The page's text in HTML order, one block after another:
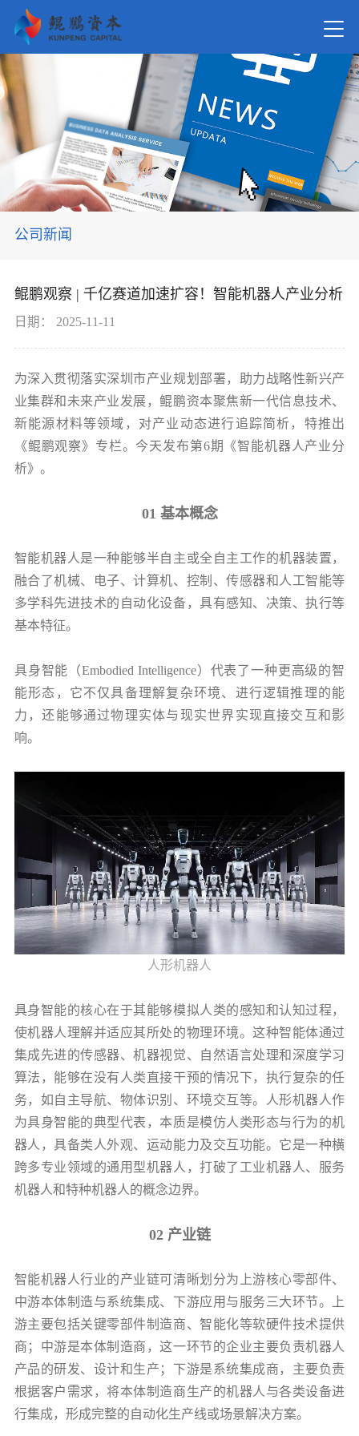
关于我
新闻资
党的建
联系我
公司新闻
鲲鹏观察 | 千亿赛道加速扩容！智能机器人产业分析
日期： 2025-11-11
为深入贯彻落实深圳市产业规划部署，助力战略性新兴产
业集群和未来产业发展，鲲鹏资本聚焦新一代信息技术、
新能源材料等领域，对产业动态进行追踪简析，特推出
《鲲鹏观察》专栏。今天发布第6期《智能机器人产业分
析》。
01 基本概念
智能机器人是一种能够半自主或全自主工作的机器装置，
融合了机械、电子、计算机、控制、传感器和人工智能等
多学科先进技术的自动化设备，具有感知、决策、执行等
基本特征。
具身智能（Embodied Intelligence）代表了一种更高级的智
能形态，它不仅具备理解复杂环境、进行逻辑推理的能
力，还能够通过物理实体与现实世界实现直接交互和影
响。
人形机器人
具身智能的核心在于其能够模拟人类的感知和认知过程，
使机器人理解并适应其所处的物理环境。这种智能体通过
集成先进的传感器、机器视觉、自然语言处理和深度学习
算法，能够在没有人类直接干预的情况下，执行复杂的任
务，如自主导航、物体识别、环境交互等。人形机器人作
为具身智能的典型代表，本质是模仿人类形态与行为的机
器人，具备类人外观、运动能力及交互功能。它是一种横
跨多专业领域的通用型机器人，打破了工业机器人、服务
机器人和特种机器人的概念边界。
02 产业链
智能机器人行业的产业链可清晰划分为上游核心零部件、
中游本体制造与系统集成、下游应用与服务三大环节。上
游主要包括关键零部件制造商、智能化等软硬件技术提供
商；中游是本体制造商，这一环节的企业主要负责机器人
产品的研发、设计和生产；下游是系统集成商，主要负责
根据客户需求，将本体制造商生产的机器人与各类设备进
行集成，形成完整的自动化生产线或场景解决方案。